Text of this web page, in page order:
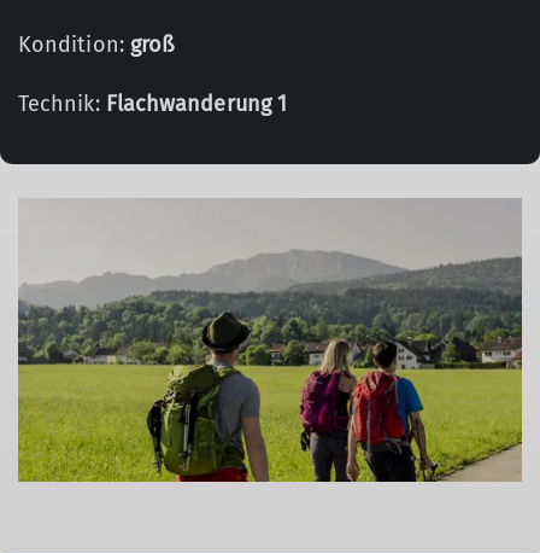
Kondition: groß
Technik: Flachwanderung 1